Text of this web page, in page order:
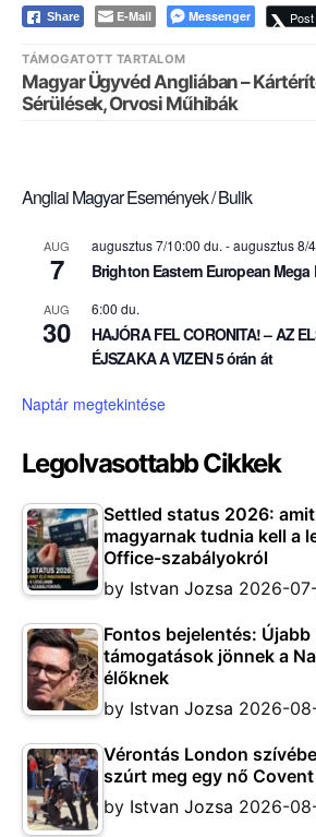
Share E-Mail Messenger Post
TÁMOGATOTT TARTALOM
Magyar Ügyvéd Angliában –
Sérülések, Orvosi Műhibák
Angliai Magyar Események / Bulik
AUG
7
augusztus 7/10:00 du.-augusztus 8/
Brighton Eastern European Mega
AUG
30
6:00 du.
HAJÓRA FEL CORONITA! – AZ
ÉJSZAKA A VIZEN 5 órán át
Naptár megtekintése
Legolvasottabb Cikkek
Settled status 2026:
magyarnak tudnia kell a
Office-szabályokról
by Istvan Jozsa 2026-
Fontos bejelentés:
támogatások jönnek a
élőknek
by Istvan Jozsa 2026-
Vérontás London
szúrt meg egy nő
by Istvan Jozsa 2026-